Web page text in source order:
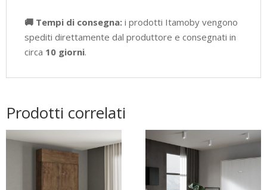
🚚 Tempi di consegna: i prodotti Itamoby vengono
spediti direttamente dal produttore e consegnati in
circa 10 giorni.
Prodotti correlati